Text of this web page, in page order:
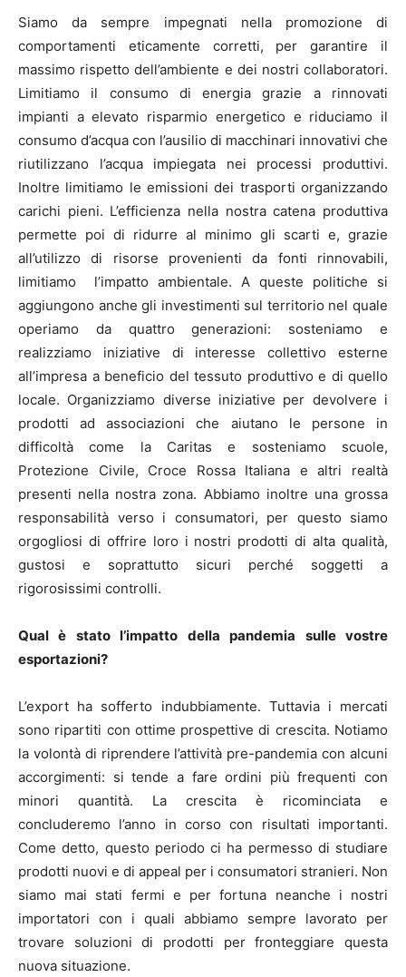
Siamo da sempre impegnati nella promozione di
comportamenti eticamente corretti, per garantire il
massimo rispetto dell’ambiente e dei nostri collaboratori.
Limitiamo il consumo di energia grazie a rinnovati
impianti a elevato risparmio energetico e riduciamo il
consumo d’acqua con l’ausilio di macchinari innovativi che
riutilizzano l’acqua impiegata nei processi produttivi.
Inoltre limitiamo le emissioni dei trasporti organizzando
carichi pieni. L’efficienza nella nostra catena produttiva
permette poi di ridurre al minimo gli scarti e, grazie
all’utilizzo di risorse provenienti da fonti rinnovabili,
limitiamo l’impatto ambientale. A queste politiche si
aggiungono anche gli investimenti sul territorio nel quale
operiamo da quattro generazioni: sosteniamo e
realizziamo iniziative di interesse collettivo esterne
all’impresa a beneficio del tessuto produttivo e di quello
locale. Organizziamo diverse iniziative per devolvere i
prodotti ad associazioni che aiutano le persone in
difficoltà come la Caritas e sosteniamo scuole,
Protezione Civile, Croce Rossa Italiana e altri realtà
presenti nella nostra zona. Abbiamo inoltre una grossa
responsabilità verso i consumatori, per questo siamo
orgogliosi di offrire loro i nostri prodotti di alta qualità,
gustosi e soprattutto sicuri perché soggetti a
rigorosissimi controlli.
Qual è stato l’impatto della pandemia sulle vostre
esportazioni?
L’export ha sofferto indubbiamente. Tuttavia i mercati
sono ripartiti con ottime prospettive di crescita. Notiamo
la volontà di riprendere l’attività pre-pandemia con alcuni
accorgimenti: si tende a fare ordini più frequenti con
minori quantità. La crescita è ricominciata e
concluderemo l’anno in corso con risultati importanti.
Come detto, questo periodo ci ha permesso di studiare
prodotti nuovi e di appeal per i consumatori stranieri. Non
siamo mai stati fermi e per fortuna neanche i nostri
importatori con i quali abbiamo sempre lavorato per
trovare soluzioni di prodotti per fronteggiare questa
nuova situazione.